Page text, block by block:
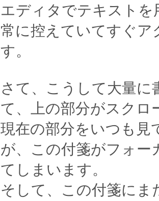
エディタでテキストを
常に控えていてすぐ
す。
さて、こうして大量
て、上の部分がスクロ
現在の部分をいつも見
が、この付箋がフォー
てしまいます。
そして、この付箋にま